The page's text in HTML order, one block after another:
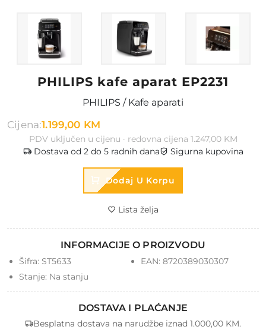
PHILIPS kafe aparat EP2231
PHILIPS / Kafe aparati
Cijena:1.199,00 KM
PDV uključen u cijenu · redovna cijena 1.247,00 KM
Dostava od 2 do 5 radnih dana
Sigurna kupovina
Dodaj U Korpu
Lista želja
INFORMACIJE O PROIZVODU
Šifra: ST5633 EAN: 8720389030307
Stanje: Na stanju
DOSTAVA I PLAĆANJE
Besplatna dostava na narudžbe iznad 1.000,00 KM.